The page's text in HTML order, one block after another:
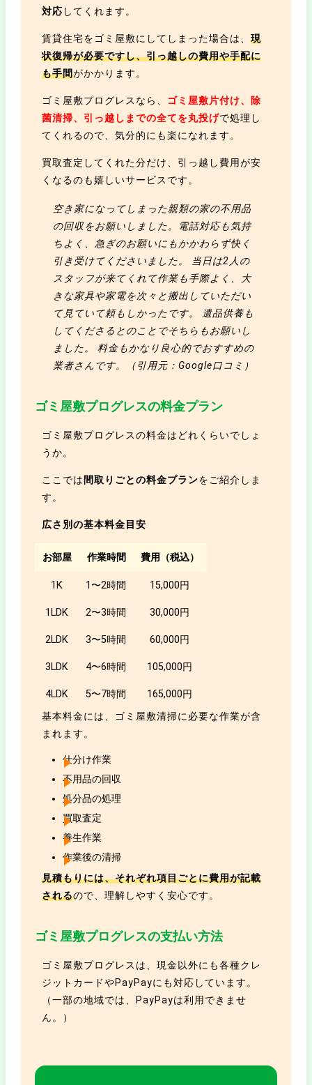
対応 してくれます。
賃貸住宅をゴミ屋敷にしてしまった場合は、現
状復帰が必要ですし、引っ越しの費用や手配に
も手間がかかります。
ゴミ屋敷プログレスなら、
ゴミ屋敷片付け、除
菌清掃、引っ越しまでの全てを丸投げで処理し
てくれるので、気分的にも楽になれます。
買取査定してくれた分だけ、引っ越し費用が安
くなるのも嬉しいサービスです。
空き家になってしまった親類の家の不用品
の回収をお願いしました。電話対応も気持
ちよく、急ぎのお願いにもかかわらず快く
引き受けてくださいました。 当日は2人の
スタッフが来てくれて作業も手際よく、大
きな家具や家電を次々と搬出していただい
て見ていて頼もしかったです。 遺品供養も
してくださるとのことでそちらもお願いし
ました。 料金もかなり良心的でおすすめの
業者さんです。（引用元：Google口コミ）
ゴミ屋敷プログレスの料金プラン
ゴミ屋敷プログレスの料金はどれくらいでしょ
うか。
ここでは間取りごとの料金プランをご紹介しま
す。
広さ別の基本料金目安
お部屋 作業時間 費用（税込）
1K 1〜2時間 15,000円
1LDK 2〜3時間 30,000円
2LDK 3〜5時間 60,000円
3LDK 4〜6時間 105,000円
4LDK 5〜7時間 165,000円
基本料金には、ゴミ屋敷清掃に必要な作業が含
まれます。
仕分け作業
不用品の回収
処分品の処理
買取査定
養生作業
作業後の清掃
見積もりには、それぞれ項目ごとに費用が記載
されるので、理解しやすく安心です。
ゴミ屋敷プログレスの支払い方法
ゴミ屋敷プログレスは、現金以外にも各種クレ
ジットカードやPayPayにも対応しています。
（一部の地域では、PayPayは利用できませ
ん。）
ゴミ屋敷プログレスの